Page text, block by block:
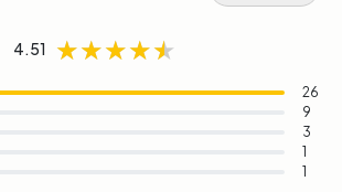
4.51 ★★★★★
★★★★★
★★★★★
26
9
3
1
1